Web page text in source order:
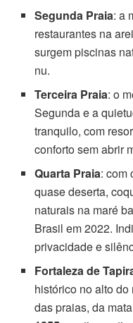
Segunda Praia: a
restaurantes na
surgem piscinas
nu.
Terceira Praia: o
Segunda e a
tranquilo, com
conforto sem abrir
Quarta Praia: com
quase deserta,
naturais na maré
Brasil em 2022.
privacidade e
Fortaleza de
histórico no alto
das praias, da